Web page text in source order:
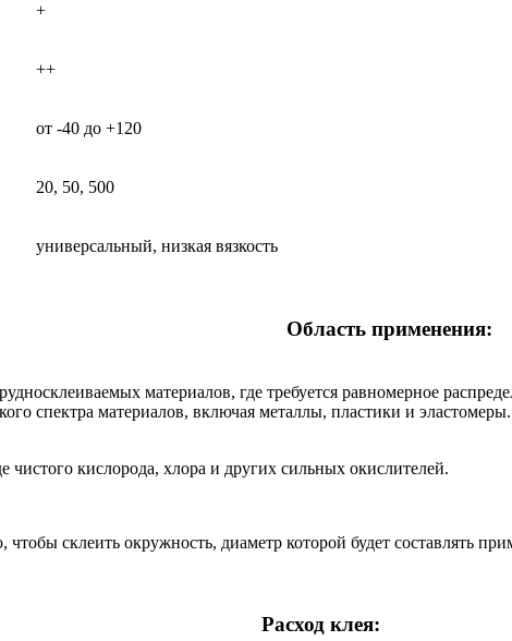
+
++
от -40 до +120
20, 50, 500
универсальный, низкая вязкость
Область применения:
материалов, где требуется равномерное
спектра материалов, включая металлы, пластики и
чистого кислорода, хлора и других сильных окислителей.
чтобы склеить окружность, диаметр которой будет составлять
Расход клея: